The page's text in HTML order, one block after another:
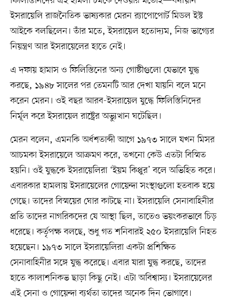
ইসরায়েলি রাজনৈতিক ভাষ্যকার মেরন র‌্যাপোপোর্ট মিডল ইস্ট
আইকে বলছিলেন। তাঁর মতে, ইসরায়েল হতোদ্যম, নিজ ভাগ্যের
নিয়ন্ত্রণ আর ইসরায়েলের হাতে নেই।
এ দফায় হামাস ও ফিলিস্তিনের অন্য গোষ্ঠীগুলো যেভাবে যুদ্ধ
করছে, ১৯৪৮ সালের পর তেমনটি আর দেখা যায়নি বলে মনে
করেন মেরন। ওই বছর আরব-ইসরায়েল যুদ্ধে ফিলিস্তিনিদের
নির্মূল করে ইসরায়েল রাষ্ট্রের অভ্যুত্থান ঘটেছিল।
মেরন বলেন, এমনকি অর্ধশতাব্দী আগে ১৯৭৩ সালে যখন মিসর
আচমকা ইসরায়েলে আক্রমণ করে, তখনো কেউ এতটা বিস্মিত
হয়নি। ওই যুদ্ধকে ইসরায়েলিরা ‘ইয়ম কিপ্পুর’ বলে অভিহিত করে।
এবারকার হামলায় ইসরায়েলের গোয়েন্দা সংস্থাগুলো হতবাক হয়ে
গেছে। তাদের বিস্ময়ের ঘোর কাটছে না। ইসরায়েলি সেনাবাহিনীর
প্রতি তাদের নাগরিকদের যে আস্থা ছিল, তাতেও ভয়ংকরভাবে চিড়
ধরেছে। কর্তৃপক্ষ বলছে, শুধু গত শনিবারই ২৫০ ইসরায়েলি নিহত
হয়েছেন। ১৯৭৩ সালে ইসরায়েলিরা একটা প্রশিক্ষিত
সেনাবাহিনীর সঙ্গে যুদ্ধ করেছে। এবার যারা যুদ্ধ করছে, তাদের
হাতে কালাশনিকভ ছাড়া কিছু নেই। এটা অবিশ্বাস্য। ইসরায়েলের
এই সেনা ও গোয়েন্দা ব্যর্থতা তাদের অনেক দিন ভোগাবে।